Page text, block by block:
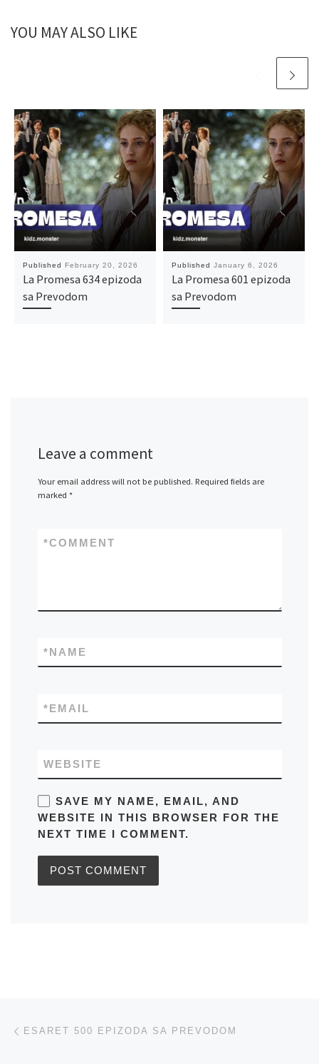
YOU MAY ALSO LIKE
Published February 20, 2026
La Promesa 634 epizoda
sa Prevodom
Published January 6, 2026
La Promesa 601 epizoda
sa Prevodom
Leave a comment
Your email address will not be published. Required fields are
marked *
COMMENT
*
NAME
*
EMAIL
*
WEBSITE
SAVE MY NAME, EMAIL, AND
WEBSITE IN THIS BROWSER FOR THE
NEXT TIME I COMMENT.
Post navigation
ESARET 500 EPIZODA SA PREVODOM